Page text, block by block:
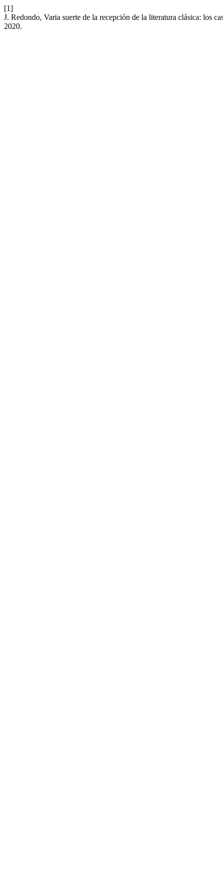
[1]
J. Redondo, Varia suerte de la recepción de la literatura clásica: los
2020.